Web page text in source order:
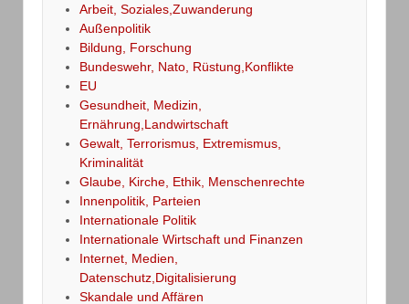
Arbeit, Soziales,Zuwanderung
Außenpolitik
Bildung, Forschung
Bundeswehr, Nato, Rüstung,Konflikte
EU
Gesundheit, Medizin,
Ernährung,Landwirtschaft
Gewalt, Terrorismus, Extremismus,
Kriminalität
Glaube, Kirche, Ethik, Menschenrechte
Innenpolitik, Parteien
Internationale Politik
Internationale Wirtschaft und Finanzen
Internet, Medien,
Datenschutz,Digitalisierung
Skandale und Affären